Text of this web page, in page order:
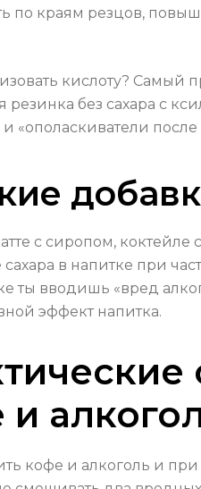
по краям резцов,
кислоту? Самый
резинка без сахара с
«ополаскиватели
с сиропом,
в напитке при
ты вводишь «вред
эффект напитка.
и
кофе и алкоголь и